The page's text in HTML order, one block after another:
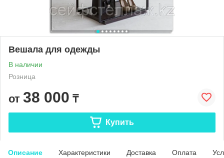
Вешала для одежды
В наличии
Розница
от 38 000 ₸
Купить
Описание Характеристики Доставка Оплата